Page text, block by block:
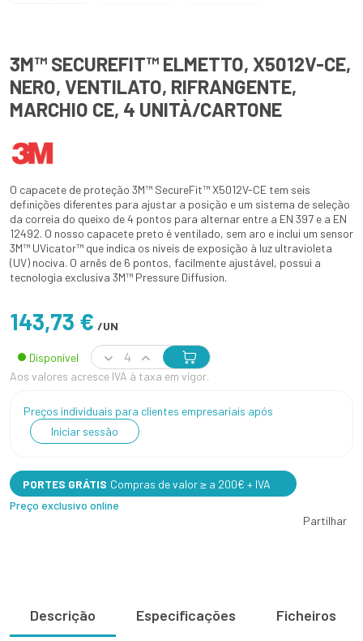
3M™ SECUREFIT™ ELMETTO, X5012V-CE,
NERO, VENTILATO, RIFRANGENTE,
MARCHIO CE, 4 UNITÀ/CARTONE
O capacete de proteção 3M™ SecureFit™ X5012V-CE tem seis
definições diferentes para ajustar a posição e um sistema de seleção
da correia do queixo de 4 pontos para alternar entre a EN 397 e a EN
12492. O nosso capacete preto é ventilado, sem aro e inclui um sensor
3M™ UVicator™ que indica os níveis de exposição à luz ultravioleta
(UV) nociva. O arnês de 6 pontos, facilmente ajustável, possui a
tecnologia exclusiva 3M™ Pressure Diffusion.
143,73 € /UN
Disponível
Aos valores acresce IVA à taxa em vigor.
Preços individuais para clientes empresariais após
Iniciar sessão
PORTES GRÁTIS Compras de valor ≥ a 200€ + IVA
Preço exclusivo online
Partilhar
Descrição Especificações Ficheiros